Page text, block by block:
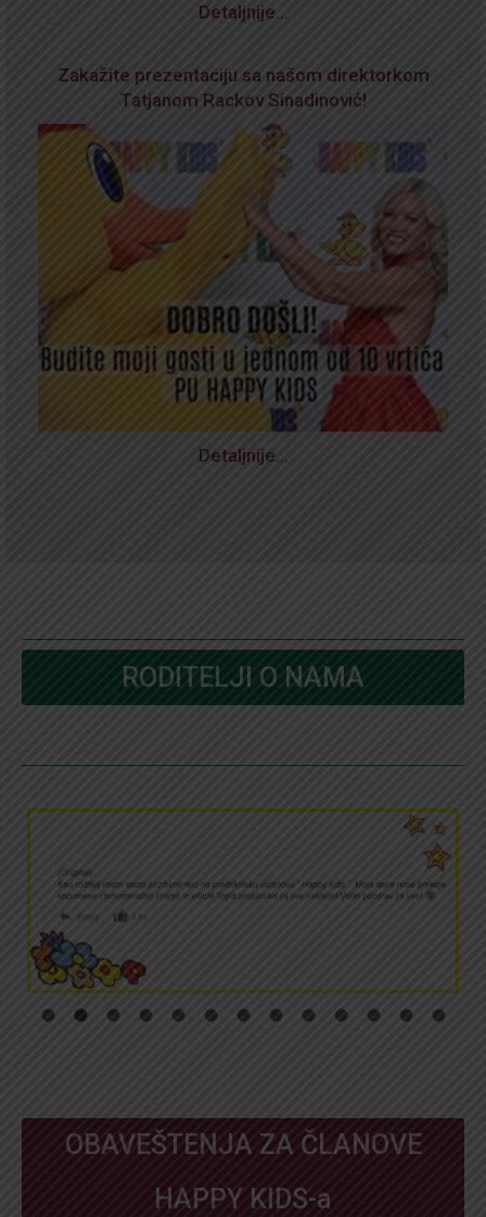
Detaljnije…
Zakažite prezentaciju sa našom direktorkom
Tatjanom Rackov Sinadinović!
Detaljnije…
RODITELJI O NAMA
OBAVEŠTENJA ZA ČLANOVE
HAPPY KIDS-a